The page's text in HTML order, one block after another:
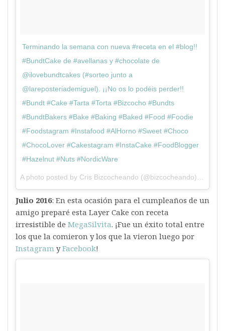
Terminando la semana con nueva #receta en el #blog!!
#BundtCake de #avellanas y #chocolate de
@ilovebundtcakes (#sorteo junto a
@lareposteriademiguel). ¡¡No os lo podéis perder!!
#Bundt #Cake #Tarta #Torta #Bizcocho #Bundts
#BundtBakers #Bake #Baking #Baked #Food #Foodie
#Foodstagram #Instafood #AlHorno #Sweet #Choco
#ChocoLover #Cakestagram #InstaCake #FoodBlogger
#Hazelnut #Nuts #NordicWare
Julio 2016: En esta ocasión para el cumpleaños de un
amigo preparé esta Layer Cake con receta
irresistible de MegaSilvita. ¡Fue un éxito total entre
los que la comieron y los que la vieron luego por
Instagram yFacebook!